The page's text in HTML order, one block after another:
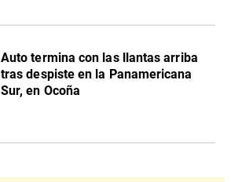
Auto termina con las llantas arriba
tras despiste en la Panamericana
Sur, en Ocoña